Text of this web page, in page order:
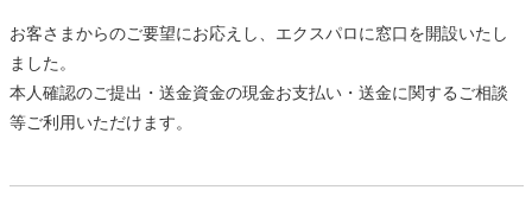
お客さまからのご要望にお応えし、エクスパロに窓口を開設いたし
ました。
本人確認のご提出・送金資金の現金お支払い・送金に関するご相談
等ご利用いただけます。